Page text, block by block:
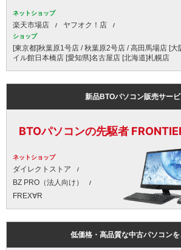
ネットショップ
楽天市場店 ヤフオク！店
ショップ
[東京都]秋葉原1号店 / 秋葉原2号店 / 高田馬場店 [
イル館日本橋店 [愛知県]名古屋店 [北海道]札幌店
新品BTOパソコン販売サー
BTOパソコンの先駆者
ネットショップ
ダイレクトストア
BZ PRO（法人向け）
FREX∀R
低価格・高品質な中古パソコン